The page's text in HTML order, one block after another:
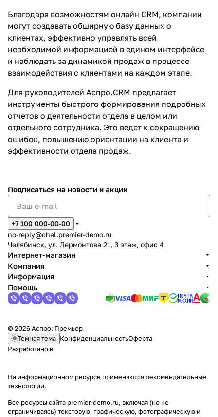
Благодаря возможностям онлайн CRM, компании
могут создавать обширную базу данных о
клиентах, эффективно управлять всей
необходимой информацией в едином интерфейсе
и наблюдать за динамикой продаж в процессе
взаимодействия с клиентами на каждом этапе.
Для руководителей Аспро.CRM предлагает
инструменты быстрого формирования подробных
отчетов о деятельности отдела в целом или
отдельного сотрудника. Это ведет к сокращению
ошибок, повышению ориентации на клиента и
эффективности отдела продаж.
Подписаться на новости и акции
+7 100 000-00-00
no-reply@chel.premier-demo.ru
Челябинск, ул. Лермонтова 21, 3 этаж, офис 4
Интернет-магазин
Компания
Информация
Помощь
© 2026 Аспро: Премьер
Темная тема КонфиденциальностьОферта
Разработано в
На информационном ресурсе применяются рекомендательные
технологии.
Все ресурсы сайта premier-demo.ru, включая (но не
ограничиваясь) текстовую, графическую, фотографическую и